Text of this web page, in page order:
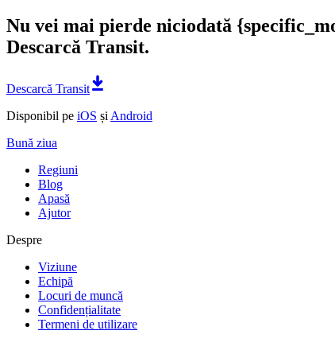
Nu vei mai pierde niciodată
Descarcă Transit.
Descarcă Transit
Disponibil pe iOS și Android
Bună ziua
Regiuni
Blog
Apasă
Ajutor
Despre
Viziune
Echipă
Locuri de muncă
Confidențialitate
Termeni de utilizare